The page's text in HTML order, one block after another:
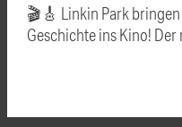
🎬🎸 Linkin Park
Geschichte ins Kino!